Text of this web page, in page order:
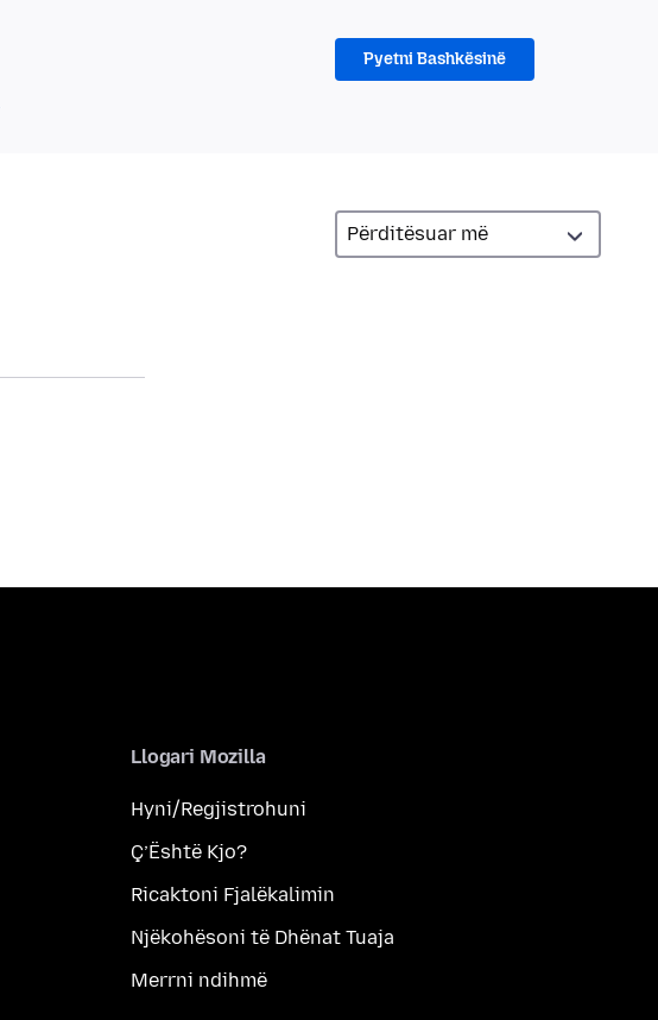
Pyetni Bashkësinë
Llogari Mozilla
Hyni/Regjistrohuni
Ç’Është Kjo?
Ricaktoni Fjalëkalimin
Njëkohësoni të Dhënat Tuaja
Merrni ndihmë